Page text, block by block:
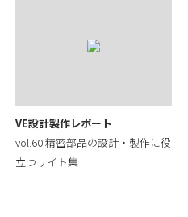
VE設計製作レポート
vol.60 精密部品の設計・製作に役
立つサイト集